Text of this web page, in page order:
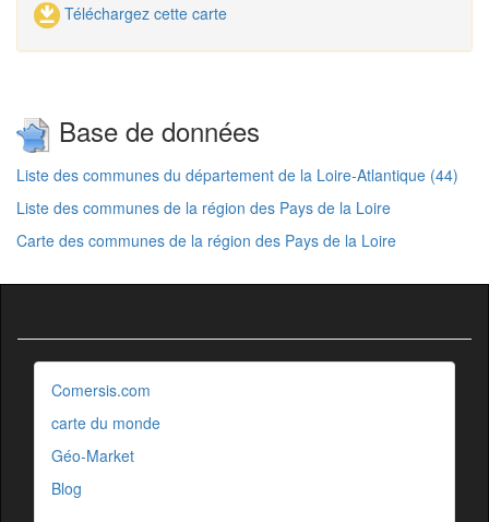
Téléchargez cette carte
Base de données
Liste des communes du département de la Loire-Atlantique (44)
Liste des communes de la région des Pays de la Loire
Carte des communes de la région des Pays de la Loire
Comersis.com
carte du monde
Géo-Market
Blog